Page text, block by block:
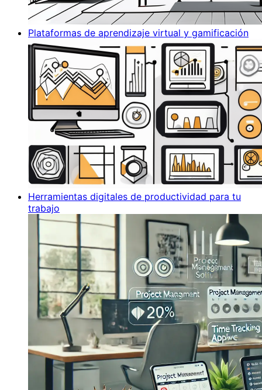
Plataformas de aprendizaje virtual y gamificación
Herramientas digitales de productividad para tu
trabajo